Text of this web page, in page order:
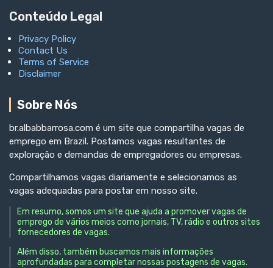
Conteúdo Legal
Privacy Policy
Contact Us
Terms of Service
Disclaimer
Sobre Nós
br.albabbarrosa.com é um site que compartilha vagas de
emprego em Brazil. Postamos vagas resultantes de
exploração e demandas de empregadores ou empresas.
Compartilhamos vagas diariamente e selecionamos as
vagas adequadas para postar em nosso site.
Em resumo, somos um site que ajuda a promover vagas de
emprego de vários meios como jornais, TV, rádio e outros sites
fornecedores de vagas.
Além disso, também buscamos mais informações
aprofundadas para completar nossas postagens de vagas.